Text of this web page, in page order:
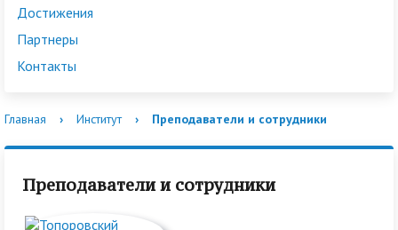
Достижения
Партнеры
Контакты
Главная › Институт › Преподаватели и сотрудники
Преподаватели и сотрудники